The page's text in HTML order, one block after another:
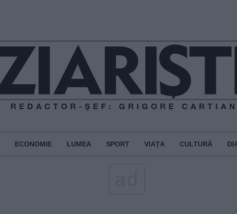
ECONOMIE LUMEA SPORT VIAȚA CULTURĂ